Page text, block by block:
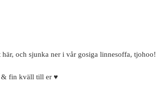
och sjunka ner i vår gosiga linnesoffa, tjohoo!
& fin kväll till er ♥